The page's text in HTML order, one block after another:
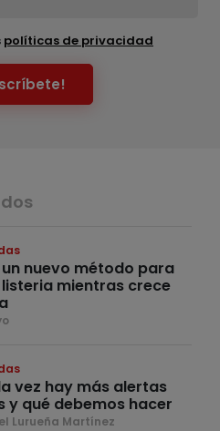
políticas de privacidad
nuevo método para
mientras crece
vez hay más alertas
y qué debemos hacer
Lurueña Martínez